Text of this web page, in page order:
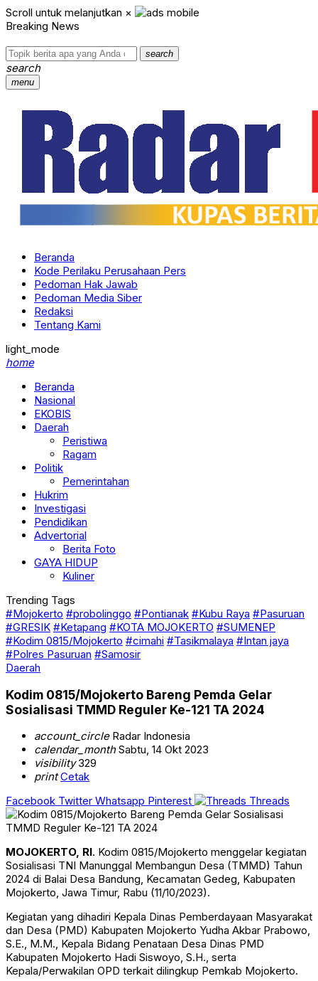
Scroll untuk melanjutkan ×
Breaking News
search
search
menu
Beranda
Kode Perilaku Perusahaan Pers
Pedoman Hak Jawab
Pedoman Media Siber
Redaksi
Tentang Kami
light_mode
home
Beranda
Nasional
EKOBIS
Daerah
Peristiwa
Ragam
Politik
Pemerintahan
Hukrim
Investigasi
Pendidikan
Advertorial
Berita Foto
GAYA HIDUP
Kuliner
Trending Tags
#Mojokerto #probolinggo #Pontianak #Kubu Raya #Pasuruan
#GRESIK #Ketapang #KOTA MOJOKERTO #SUMENEP
#Kodim 0815/Mojokerto #cimahi #Tasikmalaya #Intan jaya
#Polres Pasuruan #Samosir
Daerah
Kodim 0815/Mojokerto Bareng Pemda Gelar
Sosialisasi TMMD Reguler Ke-121 TA 2024
account_circleRadar Indonesia
calendar_monthSabtu, 14 Okt 2023
visibility329
print Cetak
Facebook Twitter Whatsapp Pinterest Threads
MOJOKERTO, RI. Kodim 0815/Mojokerto menggelar kegiatan
Sosialisasi TNI Manunggal Membangun Desa (TMMD) Tahun
2024 di Balai Desa Bandung, Kecamatan Gedeg, Kabupaten
Mojokerto, Jawa Timur, Rabu (11/10/2023).
Kegiatan yang dihadiri Kepala Dinas Pemberdayaan Masyarakat
dan Desa (PMD) Kabupaten Mojokerto Yudha Akbar Prabowo,
S.E., M.M., Kepala Bidang Penataan Desa Dinas PMD
Kabupaten Mojokerto Hadi Siswoyo, S.H., serta
Kepala/Perwakilan OPD terkait dilingkup Pemkab Mojokerto.